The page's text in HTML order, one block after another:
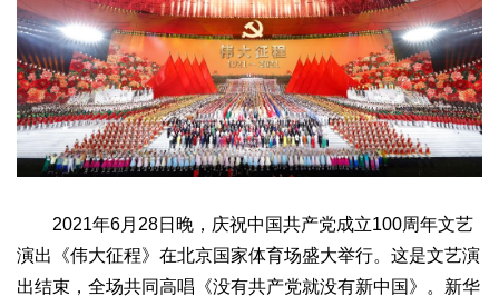
装备制造 智能制造 制造2025 大国工匠
科教
科技观察 创新前沿 智慧教育 职业教育
三农
智慧农业 智慧乡村 基层之声
国防
国防建设 军民融合 兵器装备 军营风采
国际
2021年6月28日晚，庆祝中国共产党成立100周年文艺
演出《伟大征程》在北京国家体育场盛大举行。这是文艺演
出结束，全场共同高唱《没有共产党就没有新中国》。新华